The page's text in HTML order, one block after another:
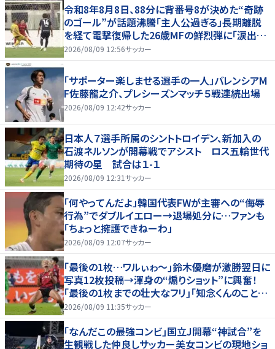
令和8年8月8日、88分に背番号8が決めた“奇跡
のゴール”が話題沸騰「主人公過ぎる」長期離脱
を経て電撃復帰した26歳MFの鮮烈弾に「涙出て
きた」
2026/08/09 12:56サッカー
「サポーター楽しませる選手の一人」バレンシアM
F佐藤龍之介、プレシーズンマッチ５戦連続出場
2026/08/09 12:42サッカー
日本人７選手所属のシントトロイデン、新加入の
石渡ネルソンが開幕戦でアシスト ロス五輪世代
期待の星 試合は１-１
2026/08/09 12:31サッカー
「何やってんだよ」韓国代表FWが主審への“侮辱
行為”でダブルイエロー→退場処分に…ファンも
「ちょっと擁護できねーわ」
2026/08/09 12:07サッカー
｢最後の1枚…ワルぃゎ〜｣鈴木優磨が激勝翌日に
写真12枚投稿→渾身の“煽りショット”に興奮！
｢最後の1枚までの壮大なフリ｣｢知念くんのことど
んだけ好きなんよｗ｣
2026/08/09 11:35サッカー
｢なんだこの最強コンビ｣国立J開幕“神試合”を
生観戦した仲良しサッカー美女コンビの現地ショ